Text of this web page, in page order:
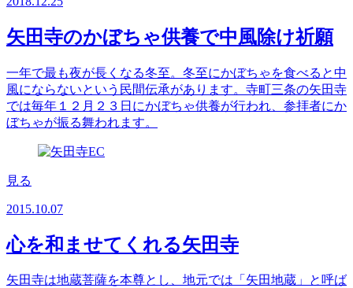
矢田寺のかぼちゃ供養で中風除け祈願
一年で最も夜が長くなる冬至。冬至にかぼちゃを食べると中
風にならないという民間伝承があります。寺町三条の矢田寺
では毎年１２月２３日にかぼちゃ供養が行われ、参拝者にか
ぼちゃが振る舞われます。
見る
2015.10.07
心を和ませてくれる矢田寺
矢田寺は地蔵菩薩を本尊とし、地元では「矢田地蔵」と呼ば